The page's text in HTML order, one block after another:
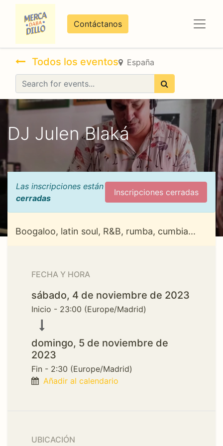
Contáctanos
Todos los eventos España
DJ Julen Blaká
Las inscripciones están
cerradas
Inscripciones cerradas
Boogaloo, latin soul, R&B, rumba, cumbia...
FECHA Y HORA
sábado, 4 de noviembre de 2023
Inicio - 23:00 (Europe/Madrid)
domingo, 5 de noviembre de
2023
Fin - 2:30 (Europe/Madrid)
Añadir al calendario
UBICACIÓN